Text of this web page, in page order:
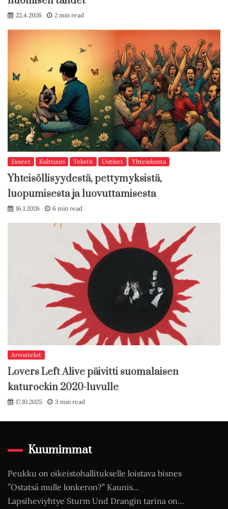
22.4.2026 2 min read
Esseet Kulttuuri Tekstit Uutiset Yhteiskunta
Yhteisöllisyydestä, pettymyksistä,
luopumisesta ja luovuttamisesta
16.1.2026 6 min read
Arvostelut
Lovers Left Alive päivitti suomalaisen
katurockin 2020-luvulle
17.10.2025 3 min read
Kuumimmat
Peukku on oikeistohallitukselle loistava bisnes
”Ostatsä mulle lonkeron?” Kaunis…
Lapsiheviyhtye Sturm Und Drangin tarina on…